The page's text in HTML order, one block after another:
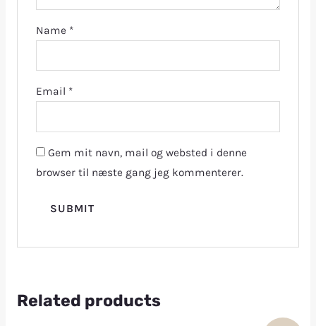
Name *
Email *
Gem mit navn, mail og websted i denne
browser til næste gang jeg kommenterer.
Related products